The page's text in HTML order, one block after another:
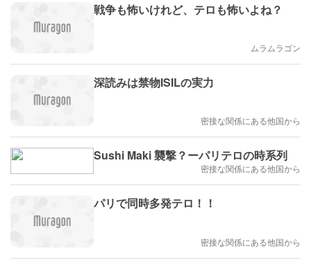
戦争も怖いけれど、テロも怖いよね？
ムラムラゴン
深読みは禁物ISILの実力
密接な関係にある他国から
Sushi Maki 襲撃？ーパリテロの時系列
密接な関係にある他国から
パリで同時多発テロ！！
密接な関係にある他国から